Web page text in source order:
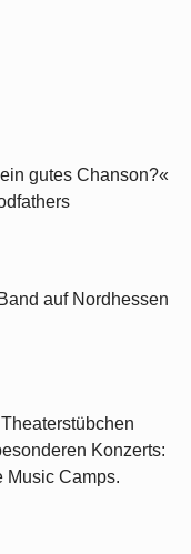
gutes Chanson?«
auf Nordhessen
Konzerts:
Music Camps.